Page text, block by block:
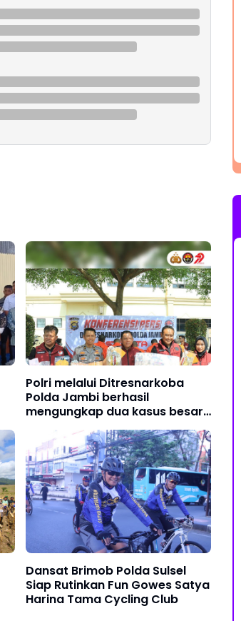
Polri melalui Ditresnarkoba
Polda Jambi berhasil
mengungkap dua kasus besar
narkoba pada Juni 2025.
Dansat Brimob Polda Sulsel
Siap Rutinkan Fun Gowes Satya
Harina Tama Cycling Club